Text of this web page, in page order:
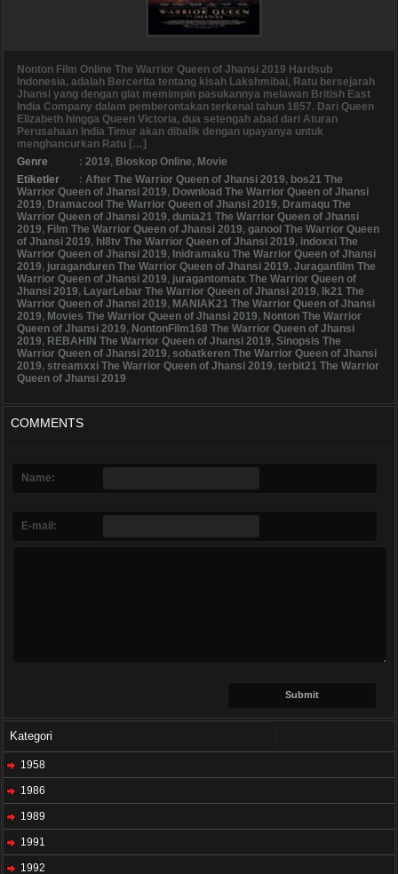
Nonton Film Online The Warrior Queen of Jhansi 2019 Hardsub
Indonesia, adalah Bercerita tentang kisah Lakshmibai, Ratu bersejarah
Jhansi yang dengan giat memimpin pasukannya melawan British East
India Company dalam pemberontakan terkenal tahun 1857. Dari Queen
Elizabeth hingga Queen Victoria, dua setengah abad dari Aturan
Perusahaan India Timur akan dibalik dengan upayanya untuk
menghancurkan Ratu […]
Genre
: 2019, Bioskop Online, Movie
Etiketler
: After The Warrior Queen of Jhansi 2019, bos21 The
Warrior Queen of Jhansi 2019, Download The Warrior Queen of Jhansi
2019, Dramacool The Warrior Queen of Jhansi 2019, Dramaqu The
Warrior Queen of Jhansi 2019, dunia21 The Warrior Queen of Jhansi
2019, Film The Warrior Queen of Jhansi 2019, ganool The Warrior Queen
of Jhansi 2019, hl8tv The Warrior Queen of Jhansi 2019, indoxxi The
Warrior Queen of Jhansi 2019, Inidramaku The Warrior Queen of Jhansi
2019, juraganduren The Warrior Queen of Jhansi 2019, Juraganfilm The
Warrior Queen of Jhansi 2019, juragantomatx The Warrior Queen of
Jhansi 2019, LayarLebar The Warrior Queen of Jhansi 2019, lk21 The
Warrior Queen of Jhansi 2019, MANIAK21 The Warrior Queen of Jhansi
2019, Movies The Warrior Queen of Jhansi 2019, Nonton The Warrior
Queen of Jhansi 2019, NontonFilm168 The Warrior Queen of Jhansi
2019, REBAHIN The Warrior Queen of Jhansi 2019, Sinopsis The
Warrior Queen of Jhansi 2019, sobatkeren The Warrior Queen of Jhansi
2019, streamxxi The Warrior Queen of Jhansi 2019, terbit21 The Warrior
Queen of Jhansi 2019
COMMENTS
Name:
E-mail:
Kategori
1958
1986
1989
1991
1992